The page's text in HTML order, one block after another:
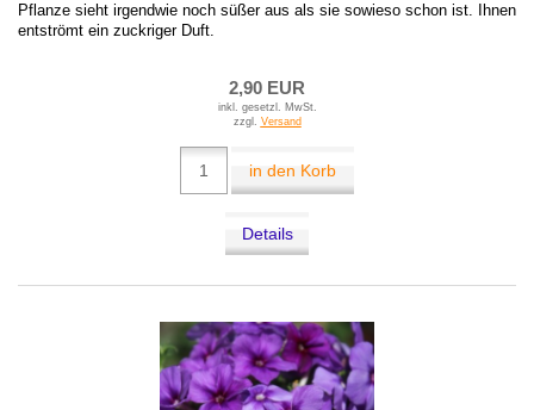
Pflanze sieht irgendwie noch süßer aus als sie sowieso schon ist. Ihnen
entströmt ein zuckriger Duft.
2,90 EUR
inkl. gesetzl. MwSt.
zzgl. Versand
in den Korb
Details